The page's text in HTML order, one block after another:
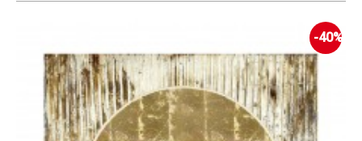
-40%